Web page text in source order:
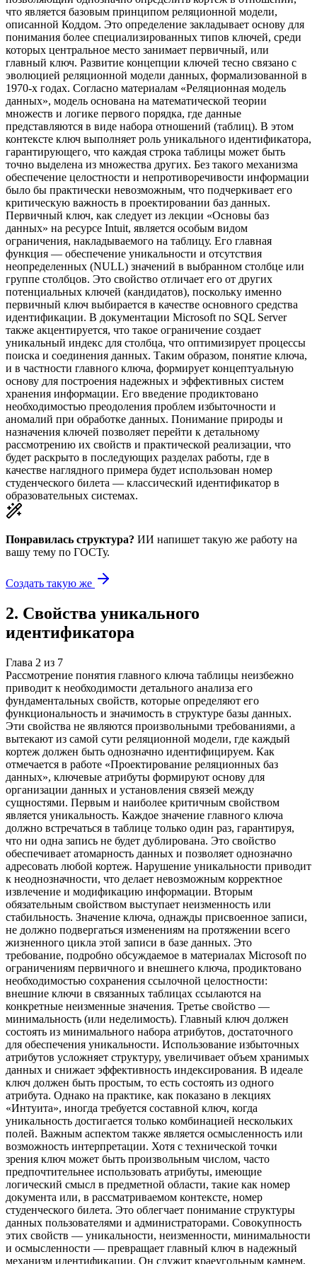
что является базовым принципом реляционной модели,
описанной Коддом. Это определение закладывает основу для
понимания более специализированных типов ключей, среди
которых центральное место занимает первичный, или
главный ключ. Развитие концепции ключей тесно связано с
эволюцией реляционной модели данных, формализованной в
1970-х годах. Согласно материалам «Реляционная модель
данных», модель основана на математической теории
множеств и логике первого порядка, где данные
представляются в виде набора отношений (таблиц). В этом
контексте ключ выполняет роль уникального идентификатора,
гарантирующего, что каждая строка таблицы может быть
точно выделена из множества других. Без такого механизма
обеспечение целостности и непротиворечивости информации
было бы практически невозможным, что подчеркивает его
критическую важность в проектировании баз данных.
Первичный ключ, как следует из лекции «Основы баз
данных» на ресурсе Intuit, является особым видом
ограничения, накладываемого на таблицу. Его главная
функция — обеспечение уникальности и отсутствия
неопределенных (NULL) значений в выбранном столбце или
группе столбцов. Это свойство отличает его от других
потенциальных ключей (кандидатов), поскольку именно
первичный ключ выбирается в качестве основного средства
идентификации. В документации Microsoft по SQL Server
также акцентируется, что такое ограничение создает
уникальный индекс для столбца, что оптимизирует процессы
поиска и соединения данных. Таким образом, понятие ключа,
и в частности главного ключа, формирует концептуальную
основу для построения надежных и эффективных систем
хранения информации. Его введение продиктовано
необходимостью преодоления проблем избыточности и
аномалий при обработке данных. Понимание природы и
назначения ключей позволяет перейти к детальному
рассмотрению их свойств и практической реализации, что
будет раскрыто в последующих разделах работы, где в
качестве наглядного примера будет использован номер
студенческого билета — классический идентификатор в
образовательных системах.
Понравилась структура? ИИ напишет такую же работу на
вашу тему по ГОСТу.
Создать такую же
2. Свойства уникального
идентификатора
Глава 2 из 7
Рассмотрение понятия главного ключа таблицы неизбежно
приводит к необходимости детального анализа его
фундаментальных свойств, которые определяют его
функциональность и значимость в структуре базы данных.
Эти свойства не являются произвольными требованиями, а
вытекают из самой сути реляционной модели, где каждый
кортеж должен быть однозначно идентифицируем. Как
отмечается в работе «Проектирование реляционных баз
данных», ключевые атрибуты формируют основу для
организации данных и установления связей между
сущностями. Первым и наиболее критичным свойством
является уникальность. Каждое значение главного ключа
должно встречаться в таблице только один раз, гарантируя,
что ни одна запись не будет дублирована. Это свойство
обеспечивает атомарность данных и позволяет однозначно
адресовать любой кортеж. Нарушение уникальности приводит
к неоднозначности, что делает невозможным корректное
извлечение и модификацию информации. Вторым
обязательным свойством выступает неизменность или
стабильность. Значение ключа, однажды присвоенное записи,
не должно подвергаться изменениям на протяжении всего
жизненного цикла этой записи в базе данных. Это
требование, подробно обсуждаемое в материалах Microsoft по
ограничениям первичного и внешнего ключа, продиктовано
необходимостью сохранения ссылочной целостности:
внешние ключи в связанных таблицах ссылаются на
конкретные неизменные значения. Третье свойство —
минимальность (или неделимость). Главный ключ должен
состоять из минимального набора атрибутов, достаточного
для обеспечения уникальности. Использование избыточных
атрибутов усложняет структуру, увеличивает объем хранимых
данных и снижает эффективность индексирования. В идеале
ключ должен быть простым, то есть состоять из одного
атрибута. Однако на практике, как показано в лекциях
«Интуита», иногда требуется составной ключ, когда
уникальность достигается только комбинацией нескольких
полей. Важным аспектом также является осмысленность или
возможность интерпретации. Хотя с технической точки
зрения ключ может быть произвольным числом, часто
предпочтительнее использовать атрибуты, имеющие
логический смысл в предметной области, такие как номер
документа или, в рассматриваемом контексте, номер
студенческого билета. Это облегчает понимание структуры
данных пользователями и администраторами. Совокупность
этих свойств — уникальности, неизменности, минимальности
и осмысленности — превращает главный ключ в надежный
механизм идентификации. Он служит краеугольным камнем,